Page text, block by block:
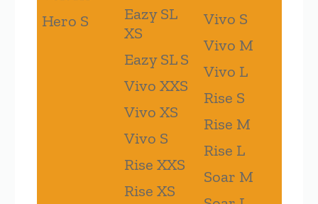
Hero S
Eazy SL
XS
Eazy SL S
Vivo XXS
Vivo XS
Vivo S
Rise XXS
Rise XS
Vivo S
Vivo M
Vivo L
Rise S
Rise M
Rise L
Soar M